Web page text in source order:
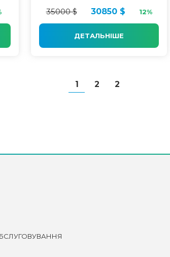
35000 $
30850 $ 12%
ДЕТАЛЬНІШЕ
1 2 2